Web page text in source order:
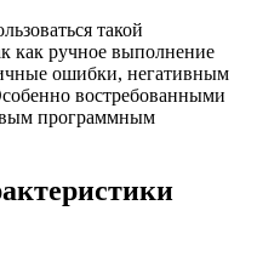
такой
как ручное выполнение
ошибки, негативным
востребованными
программным